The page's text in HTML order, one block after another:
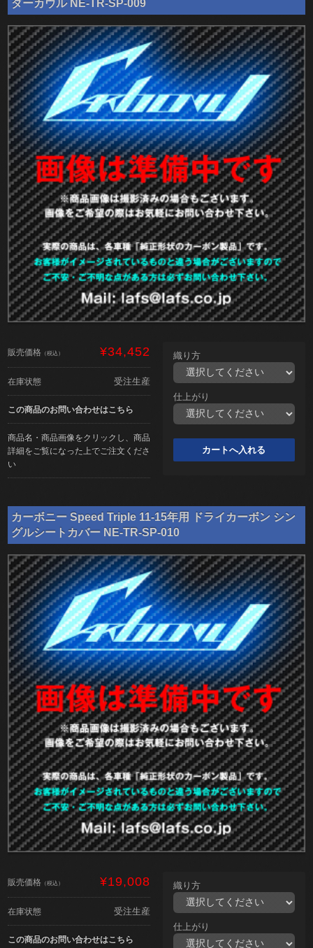
ダーカウル NE-TR-SP-009
販売価格 （税込） ¥34,452
在庫状態 受注生産
この商品のお問い合わせはこちら
商品名・商品画像をクリックし、商品
詳細をご覧になった上でご注文くださ
い
織り方
仕上がり
カーボニー Speed Triple 11-15年用 ドライカーボン シン
グルシートカバー NE-TR-SP-010
販売価格 （税込） ¥19,008
在庫状態 受注生産
この商品のお問い合わせはこちら
織り方
仕上がり